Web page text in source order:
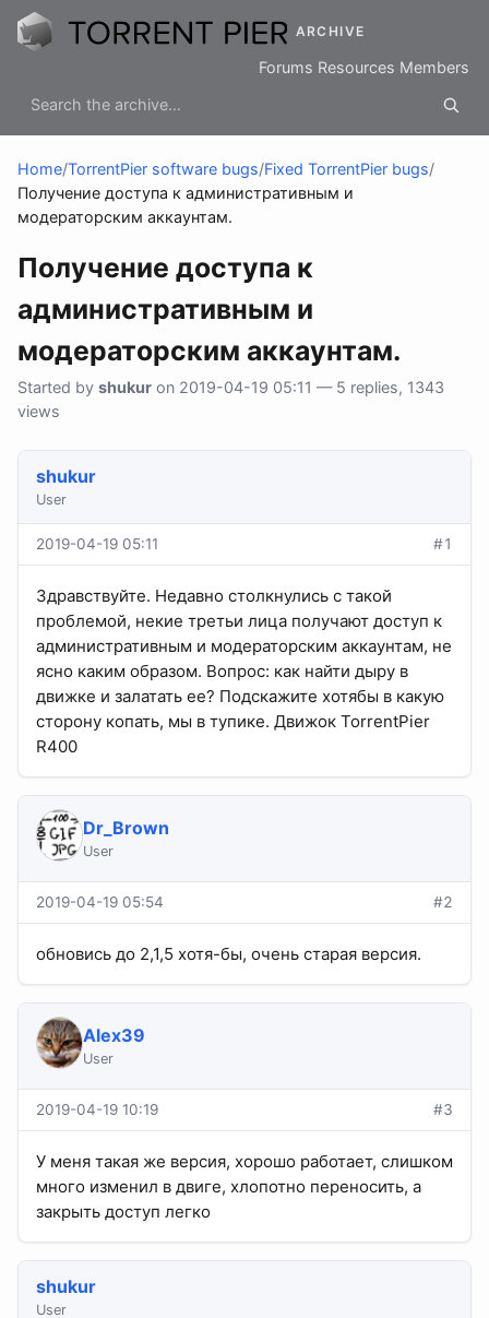
ARCHIVE
Forums Resources Members
Home/TorrentPier software bugs/Fixed TorrentPier bugs/
Получение доступа к административным и
модераторским аккаунтам.
Получение доступа к
административным и
модераторским аккаунтам.
Started by shukur on 2019-04-19 05:11 — 5 replies, 1343
views
shukur
User
2019-04-19 05:11 #1
Здравствуйте. Недавно столкнулись с такой
проблемой, некие третьи лица получают доступ к
административным и модераторским аккаунтам, не
ясно каким образом. Вопрос: как найти дыру в
движке и залатать ее? Подскажите хотябы в какую
сторону копать, мы в тупике. Движок TorrentPier
R400
Dr_Brown
User
2019-04-19 05:54 #2
обновись до 2,1,5 хотя-бы, очень старая версия.
Alex39
User
2019-04-19 10:19 #3
У меня такая же версия, хорошо работает, слишком
много изменил в двиге, хлопотно переносить, а
закрыть доступ легко
shukur
User